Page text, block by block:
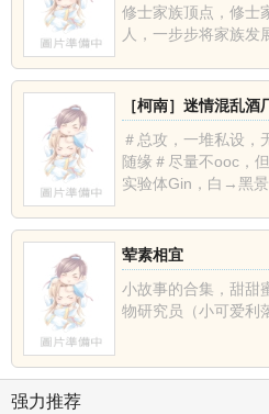
修士家族顶点，修士
人，一步步将家族
［柯南］迷情混乱酒
＃总攻，一堆私设，
随缘＃尽量不ooc，
实验体Gin，白→黑景
荤素相宜
小故事的合集，甜甜
物研究员（小可爱利
强力推荐